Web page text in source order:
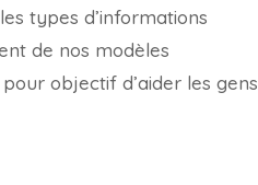
types d’informations
de nos modèles
objectif d’aider les gens